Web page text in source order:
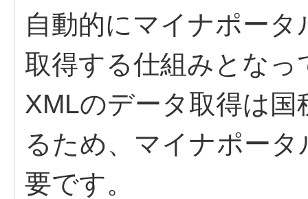
自動的にマイナポー
取得する仕組みとなっ
XMLのデータ取得は
るため、マイナポー
要です。